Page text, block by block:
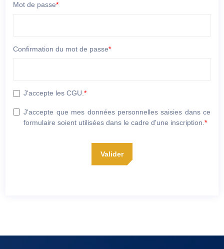
Mot de passe*
Confirmation du mot de passe*
J'accepte les CGU.*
J'accepte que mes données personnelles saisies dans ce
formulaire soient utilisées dans le cadre d'une inscription.*
Valider